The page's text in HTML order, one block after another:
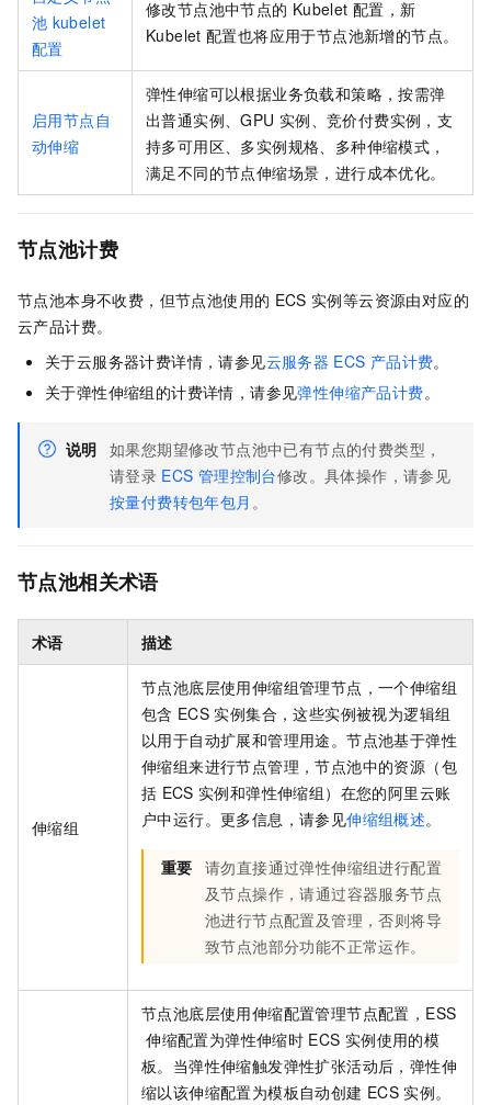
池 kubelet
配置
修改节点池中节点的 Kubelet 配置，新
Kubelet 配置也将应用于节点池新增的节点。
启用节点自
动伸缩
弹性伸缩可以根据业务负载和策略，按需弹
出普通实例、GPU 实例、竞价付费实例，支
持多可用区、多实例规格、多种伸缩模式，
满足不同的节点伸缩场景，进行成本优化。
节点池计费
节点池本身不收费，但节点池使用的 ECS 实例等云资源由对应的
云产品计费。
关于云服务器计费详情，请参见云服务器 ECS 产品计费。
关于弹性伸缩组的计费详情，请参见弹性伸缩产品计费。
说明 如果您期望修改节点池中已有节点的付费类型，
请登录 ECS 管理控制台修改。具体操作，请参见
按量付费转包年包月 。
节点池相关术语
术语 描述
伸缩组
节点池底层使用伸缩组管理节点，一个伸缩组
包含 ECS 实例集合，这些实例被视为逻辑组
以用于自动扩展和管理用途。节点池基于弹性
伸缩组来进行节点管理，节点池中的资源（包
括 ECS 实例和弹性伸缩组）在您的阿里云账
户中运行。更多信息，请参见伸缩组概述。
重要 请勿直接通过弹性伸缩组进行配置
及节点操作，请通过容器服务节点
池进行节点配置及管理，否则将导
致节点池部分功能不正常运作。
节点池底层使用伸缩配置管理节点配置，ESS
伸缩配置为弹性伸缩时 ECS 实例使用的模
板。当弹性伸缩触发弹性扩张活动后，弹性伸
缩以该伸缩配置为模板自动创建 ECS 实例。